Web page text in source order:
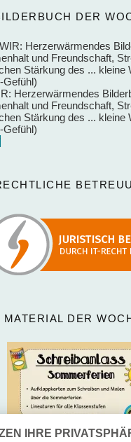
DER
Herzerwärmendes
und Freundschaft,
Stärkung des ... kleine
Gefühl)
MATERIAL DER